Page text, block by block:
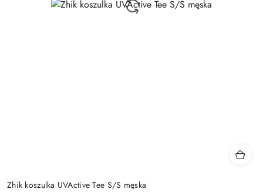
Zhik koszulka UVActive Tee S/S męska